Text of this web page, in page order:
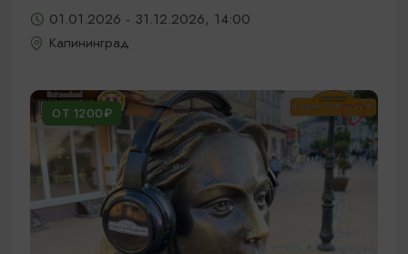
01.01.2026 - 31.12.2026, 14:00
Калининград
ОТ 1200₽